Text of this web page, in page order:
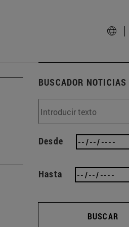
BUSCADOR NOTICIAS
Desde
Hasta
BUSCAR